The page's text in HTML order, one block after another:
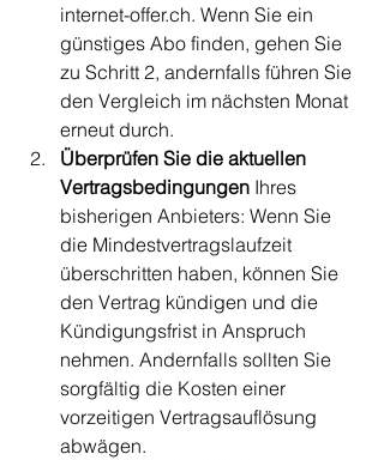
internet-offer.ch. Wenn Sie ein
günstiges Abo finden, gehen Sie
zu Schritt 2, andernfalls führen Sie
den Vergleich im nächsten Monat
erneut durch.
Überprüfen Sie die aktuellen
Vertragsbedingungen Ihres
bisherigen Anbieters: Wenn Sie
die Mindestvertragslaufzeit
überschritten haben, können Sie
den Vertrag kündigen und die
Kündigungsfrist in Anspruch
nehmen. Andernfalls sollten Sie
sorgfältig die Kosten einer
vorzeitigen Vertragsauflösung
abwägen.